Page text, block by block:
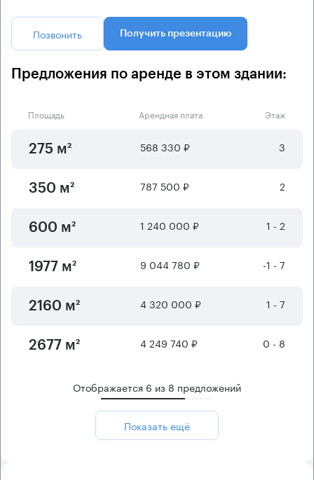
Позвонить Получить презентацию
Предложения по аренде в этом здании:
Площадь Арендная плата Этаж
275 м² 568 330 ₽ 3
350 м² 787 500 ₽ 2
600 м² 1 240 000 ₽ 1 - 2
1977 м² 9 044 780 ₽ -1 - 7
2160 м² 4 320 000 ₽ 1 - 7
2677 м² 4 249 740 ₽ 0 - 8
Отображается 6 из 8 предложений
Показать ещё